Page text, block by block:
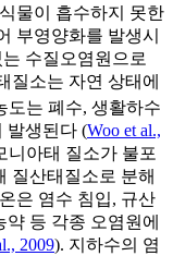
물이 흡수하지 못한
부영양화를 발생시
수질오염원으로
질소는 자연 상태에
도는 폐수, 생활하수
발생된다 (Woo et al.,
니아태 질소가 불포
질산태질소로 분해
은 염수 침입, 규산
등 각종 오염원에
2009). 지하수의 염